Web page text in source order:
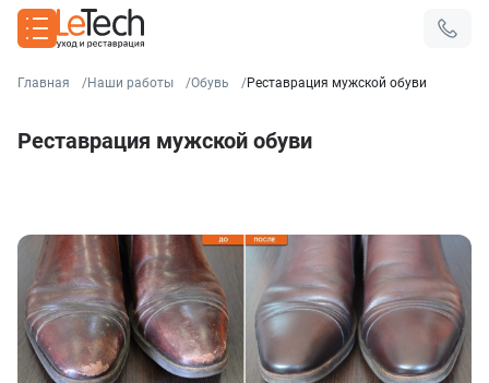
Главная Наши работы Обувь Реставрация мужской обуви
Реставрация мужской обуви